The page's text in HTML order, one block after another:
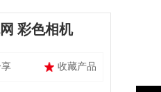
彩色相机
收藏产品